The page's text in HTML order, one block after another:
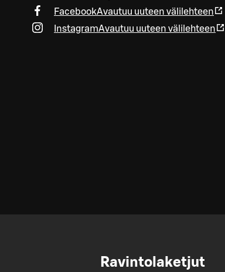
FacebookAvautuu uuteen välilehteen
InstagramAvautuu uuteen välilehteen
Ravintolaketjut